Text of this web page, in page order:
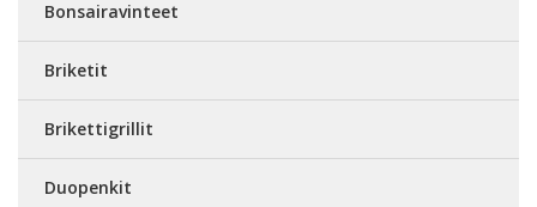
Bonsairavinteet
Briketit
Brikettigrillit
Duopenkit